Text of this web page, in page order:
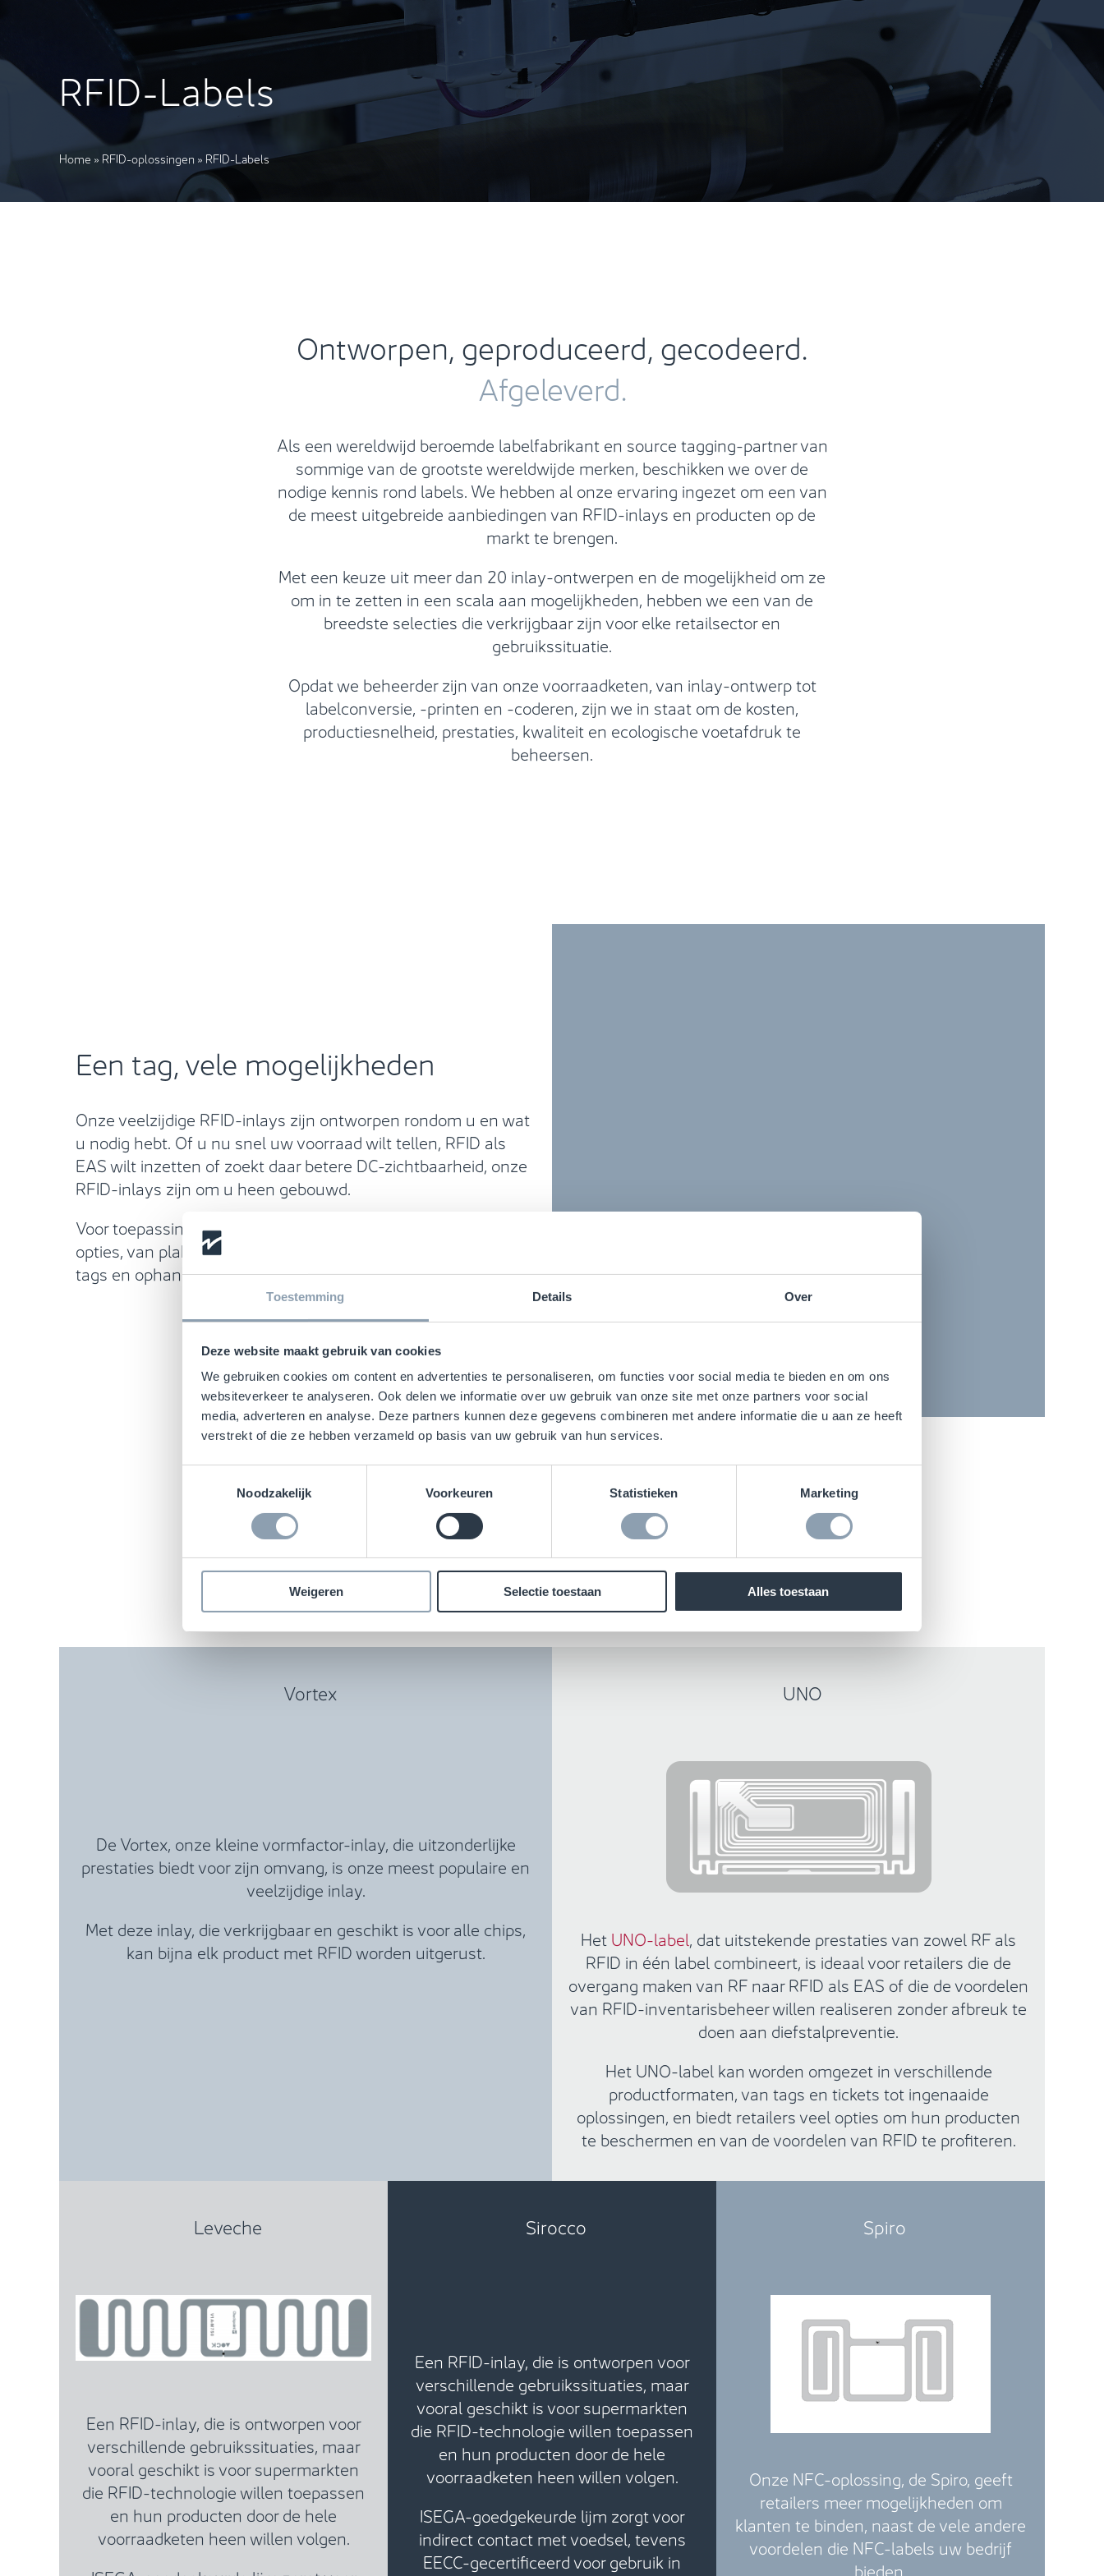
Toestemming Details Over
Deze website maakt gebruik van cookies
We gebruiken cookies om content en advertenties te personaliseren, om functies voor social media te bieden en om ons
websiteverkeer te analyseren. Ook delen we informatie over uw gebruik van onze site met onze partners voor social
media, adverteren en analyse. Deze partners kunnen deze gegevens combineren met andere informatie die u aan ze heeft
verstrekt of die ze hebben verzameld op basis van uw gebruik van hun services.
Noodzakelijk
Voorkeuren Statistieken Marketing
Weigeren Selectie toestaan Alles toestaan
RFID-Labels
Home » RFID-oplossingen » RFID-Labels
Ontworpen, geproduceerd, gecodeerd.
Afgeleverd.
Als een wereldwijd beroemde labelfabrikant en source tagging-partner van
sommige van de grootste wereldwijde merken, beschikken we over de
nodige kennis rond labels. We hebben al onze ervaring ingezet om een van
de meest uitgebreide aanbiedingen van RFID-inlays en producten op de
markt te brengen.
Met een keuze uit meer dan 20 inlay-ontwerpen en de mogelijkheid om ze
om in te zetten in een scala aan mogelijkheden, hebben we een van de
breedste selecties die verkrijgbaar zijn voor elke retailsector en
gebruikssituatie.
Opdat we beheerder zijn van onze voorraadketen, van inlay-ontwerp tot
labelconversie, -printen en -coderen, zijn we in staat om de kosten,
productiesnelheid, prestaties, kwaliteit en ecologische voetafdruk te
beheersen.
Een tag, vele mogelijkheden
Onze veelzijdige RFID-inlays zijn ontworpen rondom u en wat
u nodig hebt. Of u nu snel uw voorraad wilt tellen, RFID als
EAS wilt inzetten of zoekt daar betere DC-zichtbaarheid, onze
RFID-inlays zijn om u heen gebouwd.
Voor toepassing op uw producten hebben we een waaier aan
opties, van plaklabels en ingenaaide oplossingen tot harde
tags en ophang-tags.
Een selectie van onze RFID-inlays.
Vortex
De Vortex, onze kleine vormfactor-inlay, die uitzonderlijke
prestaties biedt voor zijn omvang, is onze meest populaire en
veelzijdige inlay.
Met deze inlay, die verkrijgbaar en geschikt is voor alle chips,
kan bijna elk product met RFID worden uitgerust.
UNO
HetUNO-label, dat uitstekende prestaties van zowel RF als
RFID in één label combineert, is ideaal voor retailers die de
overgang maken van RF naar RFID als EAS of die de voordelen
van RFID-inventarisbeheer willen realiseren zonder afbreuk te
doen aan diefstalpreventie.
Het UNO-label kan worden omgezet in verschillende
productformaten, van tags en tickets tot ingenaaide
oplossingen, en biedt retailers veel opties om hun producten
te beschermen en van de voordelen van RFID te profiteren.
Leveche
Een RFID-inlay, die is ontworpen voor
verschillende gebruikssituaties, maar
vooral geschikt is voor supermarkten
die RFID-technologie willen toepassen
en hun producten door de hele
voorraadketen heen willen volgen.
Sirocco
Een RFID-inlay, die is ontworpen voor
verschillende gebruikssituaties, maar
vooral geschikt is voor supermarkten
die RFID-technologie willen toepassen
en hun producten door de hele
voorraadketen heen willen volgen.
ISEGA-goedgekeurde lijm zorgt voor
indirect contact met voedsel, tevens
EECC-gecertificeerd voor gebruik in
Spiro
Onze NFC-oplossing, de Spiro, geeft
retailers meer mogelijkheden om
klanten te binden, naast de vele andere
voordelen die NFC-labels uw bedrijf
bieden.